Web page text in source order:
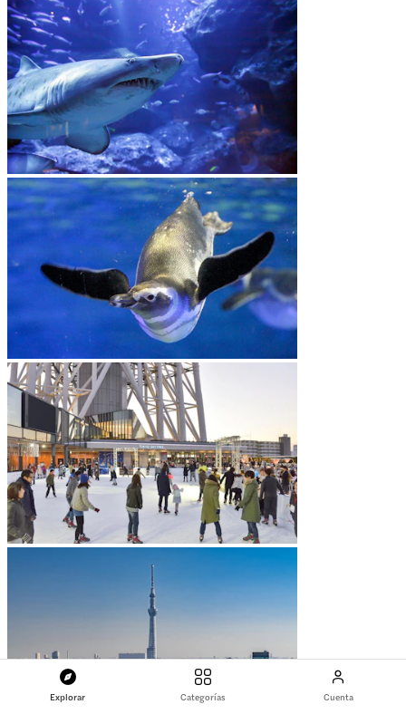
Explorar Categorías Cuenta